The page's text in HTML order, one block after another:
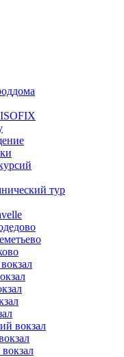
ISOFIX
тур
вокзал